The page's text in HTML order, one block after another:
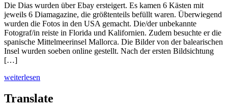
Die Dias wurden über Ebay ersteigert. Es kamen 6 Kästen mit
jeweils 6 Diamagazine, die größtenteils befüllt waren. Überwiegend
wurden die Fotos in den USA gemacht. Die/der unbekannte
Fotograf/in reiste in Florida und Kalifornien. Zudem besuchte er die
spanische Mittelmeerinsel Mallorca. Die Bilder von der balearischen
Insel wurden soeben online gestellt. Nach der ersten Bildsichtung
[…]
weiterlesen
Translate